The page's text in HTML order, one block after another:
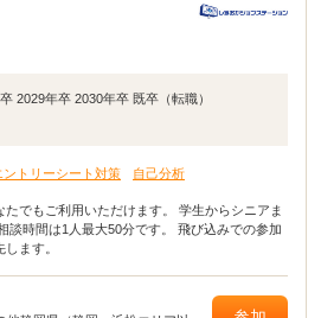
2029年卒 2030年卒 既卒（転職）
ントリーシート対策 自己分析
用いただけます。 学生からシニアま
ます。